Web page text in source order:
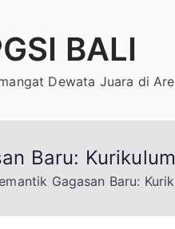
BALI
Dewata Juara di
Baru:
Gagasan Baru: